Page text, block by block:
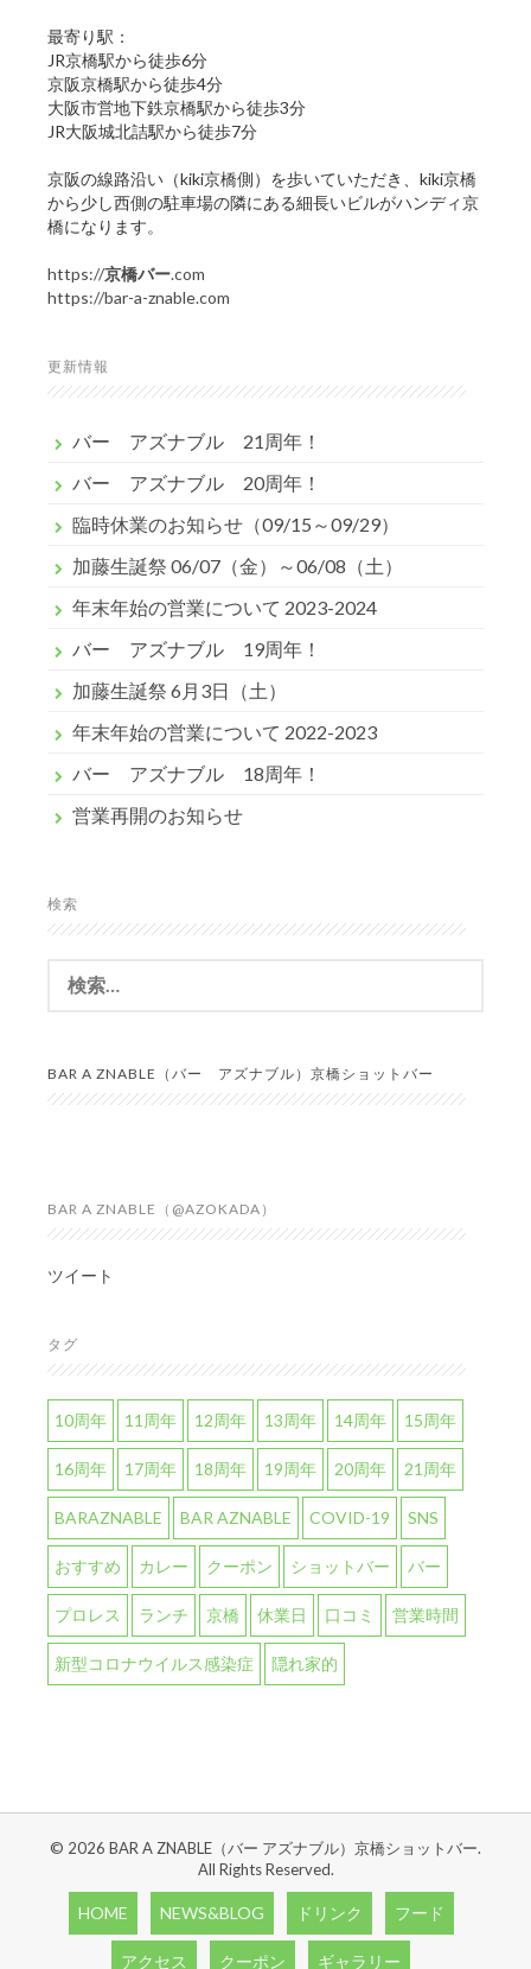
最寄り駅：
JR京橋駅から徒歩6分
京阪京橋駅から徒歩4分
大阪市営地下鉄京橋駅から徒歩3分
JR大阪城北詰駅から徒歩7分
京阪の線路沿い（kiki京橋側）を歩いていただき、kiki京橋
から少し西側の駐車場の隣にある細長いビルがハンディ京
橋になります。
https://京橋バー.com
https://bar-a-znable.com
更新情報
バー アズナブル 21周年！
バー アズナブル 20周年！
臨時休業のお知らせ（09/15～09/29）
加藤生誕祭 06/07（金）～06/08（土）
年末年始の営業について 2023-2024
バー アズナブル 19周年！
加藤生誕祭 6月3日（土）
年末年始の営業について 2022-2023
バー アズナブル 18周年！
営業再開のお知らせ
検索
BAR A ZNABLE（バー アズナブル）京橋ショットバー
BAR A ZNABLE（@AZOKADA）
ツイート
タグ
10周年 11周年 12周年 13周年 14周年 15周年
16周年 17周年 18周年 19周年 20周年 21周年
BARAZNABLE BAR AZNABLE COVID-19 SNS
おすすめ カレー クーポン ショットバー バー
プロレス ランチ 京橋 休業日 口コミ 営業時間
新型コロナウイルス感染症 隠れ家的
© 2026 BAR A ZNABLE（バー アズナブル）京橋ショットバー.
All Rights Reserved.
HOME NEWS&BLOG ドリンク フード
アクセス クーポン ギャラリー